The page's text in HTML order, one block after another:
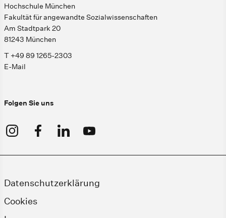
Hochschule München
Fakultät für angewandte Sozialwissenschaften
Am Stadtpark 20
81243 München
T +49 89 1265-2303
E-Mail
Folgen Sie uns
Datenschutzerklärung
Cookies